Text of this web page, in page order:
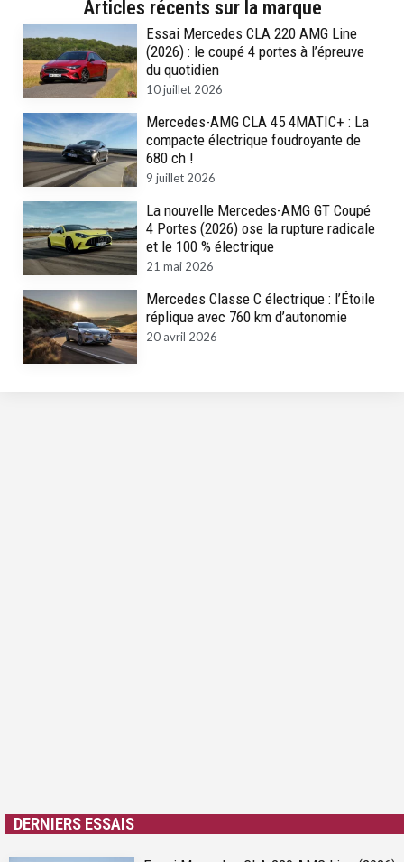
Articles récents sur la marque
Essai Mercedes CLA 220 AMG Line
(2026) : le coupé 4 portes à l’épreuve
du quotidien
10 juillet 2026
Mercedes-AMG CLA 45 4MATIC+ : La
compacte électrique foudroyante de
680 ch !
9 juillet 2026
La nouvelle Mercedes-AMG GT Coupé
4 Portes (2026) ose la rupture radicale
et le 100 % électrique
21 mai 2026
Mercedes Classe C électrique : l’Étoile
réplique avec 760 km d’autonomie
20 avril 2026
DERNIERS ESSAIS